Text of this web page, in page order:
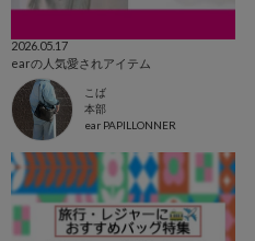
2026.05.17
earの人気愛されアイテム
こば
本部
ear PAPILLONNER